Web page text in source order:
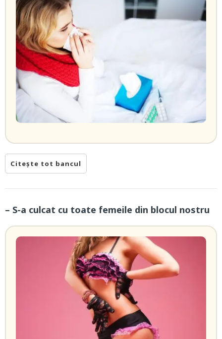
Citește tot bancul
– S-a culcat cu toate femeile din blocul nostru